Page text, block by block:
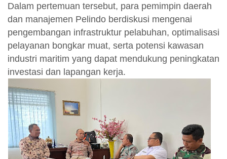
Dalam pertemuan tersebut, para pemimpin daerah
dan manajemen Pelindo berdiskusi mengenai
pengembangan infrastruktur pelabuhan, optimalisasi
pelayanan bongkar muat, serta potensi kawasan
industri maritim yang dapat mendukung peningkatan
investasi dan lapangan kerja.